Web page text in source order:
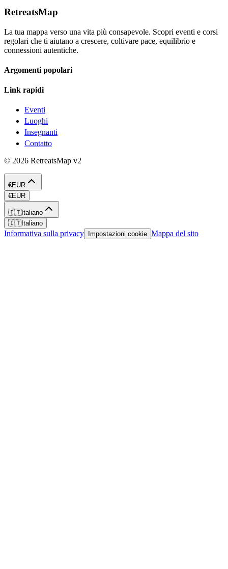
RetreatsMap
La tua mappa verso una vita più consapevole. Scopri eventi e corsi
regolari che ti aiutano a crescere, coltivare pace, equilibrio e
connessioni autentiche.
Argomenti popolari
Link rapidi
Eventi
Luoghi
Insegnanti
Contatto
© 2026 RetreatsMap v2
€EUR
€EUR
🇮🇹Italiano
🇮🇹Italiano
Informativa sulla privacy Impostazioni cookie Mappa del sito